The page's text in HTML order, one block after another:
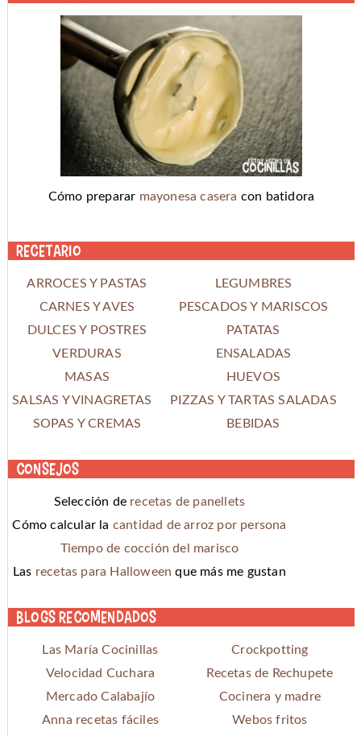
Cómo preparar mayonesa casera con batidora
Recetario
ARROCES Y PASTAS
LEGUMBRES
CARNES Y AVES
PESCADOS Y MARISCOS
DULCES Y POSTRES
PATATAS
VERDURAS
ENSALADAS
MASAS
HUEVOS
SALSAS Y VINAGRETAS
PIZZAS Y TARTAS SALADAS
SOPAS Y CREMAS
BEBIDAS
Consejos
Selección de recetas de panellets
Cómo calcular la cantidad de arroz por persona
Tiempo de cocción del marisco
Las recetas para Halloween que más me gustan
Blogs recomendados
Las María Cocinillas
Crockpotting
Velocidad Cuchara
Recetas de Rechupete
Mercado Calabajío
Cocinera y madre
Anna recetas fáciles
Webos fritos